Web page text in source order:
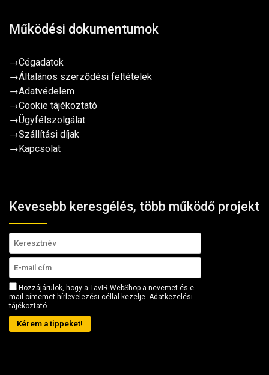
Működési dokumentumok
→Cégadatok
→Általános szerződési feltételek
→Adatvédelem
→Cookie tájékoztató
→Ügyfélszolgálat
→Szállítási díjak
→Kapcsolat
Kevesebb keresgélés, több működő projekt
Hozzájárulok, hogy a TavIR WebShop a nevemet és e-
mail címemet hírlevelezési céllal kezelje. Adatkezelési
tájékoztató
Kérem a tippeket!